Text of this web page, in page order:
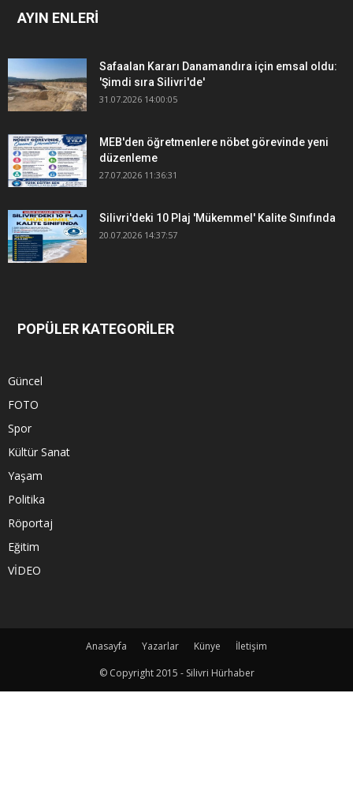
AYIN ENLERİ
Safaalan Kararı Danamandıra için emsal oldu:
'Şimdi sıra Silivri'de'
31.07.2026 14:00:05
MEB'den öğretmenlere nöbet görevinde yeni
düzenleme
27.07.2026 11:36:31
Silivri'deki 10 Plaj 'Mükemmel' Kalite Sınıfında
20.07.2026 14:37:57
POPÜLER KATEGORİLER
Güncel
FOTO
Spor
Kültür Sanat
Yaşam
Politika
Röportaj
Eğitim
VİDEO
Anasayfa Yazarlar Künye
İletişim
© Copyright 2015 - Silivri Hürhaber